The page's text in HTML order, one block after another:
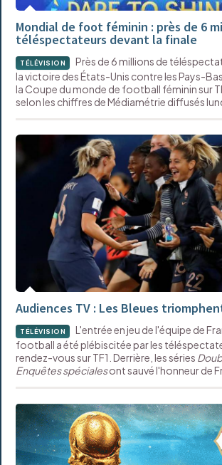
Mondial de foot féminin : près de 6
téléspectateurs devant la finale
TÉLÉVISION
Près de 6 millions de
la victoire des États-Unis contre les Pays-
la Coupe du monde de football féminin sur
selon les chiffres de Médiamétrie diffusés
Audiences TV : Les Bleues
TÉLÉVISION
L'entrée en jeu de l'équipe de
football a été plébiscitée par les
rendez-vous sur TF1. Derrière, les séries
Enquêtes spécialesont sauvé l'honneur de